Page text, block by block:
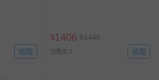
追蹤
$1406 $1480
已售出 2 追蹤